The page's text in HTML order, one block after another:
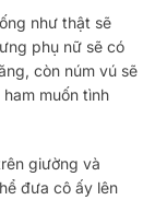
như thật sẽ
phụ nữ sẽ có
còn núm vú sẽ
muốn tình
giường và
đưa cô ấy lên